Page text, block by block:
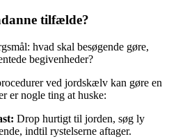
tilfælde?
hvad skal besøgende gøre,
begivenheder?
ved jordskælv kan gøre en
er nogle ting at huske:
Drop hurtigt til jorden, søg ly
indtil rystelserne aftager.